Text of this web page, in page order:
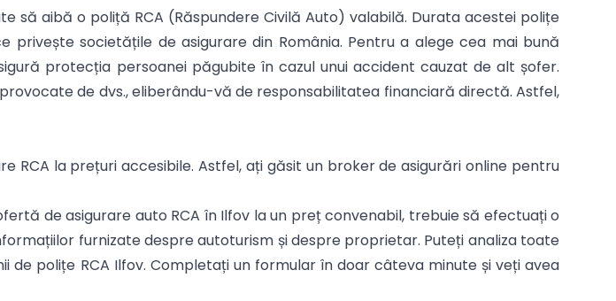
să aibă o poliță RCA (Răspundere Civilă Auto) valabilă. Durata acestei polițe
societățile de asigurare din România. Pentru a alege cea mai bună
protecția persoanei păgubite în cazul unui accident cauzat de alt șofer.
de dvs., eliberându-vă de responsabilitatea financiară directă. Astfel,
RCA la prețuri accesibile. Astfel, ați găsit un broker de asigurări online pentru
de asigurare auto RCA în Ilfov la un preț convenabil, trebuie să efectuați o
furnizate despre autoturism și despre proprietar. Puteți analiza toate
polițe RCA Ilfov. Completați un formular în doar câteva minute și veți avea